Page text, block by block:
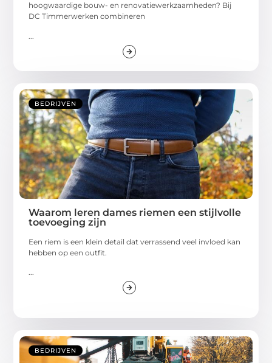
hoogwaardige bouw- en renovatiewerkzaamheden? Bij
DC Timmerwerken combineren
BEDRIJVEN
Waarom leren dames riemen een stijlvolle
toevoeging zijn
Een riem is een klein detail dat verrassend veel invloed kan
hebben op een outfit.
...
BEDRIJVEN